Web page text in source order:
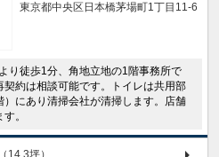
東京都中央区日本橋茅場町1丁目11-6
り徒歩1分、角地立地の1階事務所で
約は相談可能です。トイレは共用部
）にあり清掃会社が清掃します。店舗
。
14.3坪）